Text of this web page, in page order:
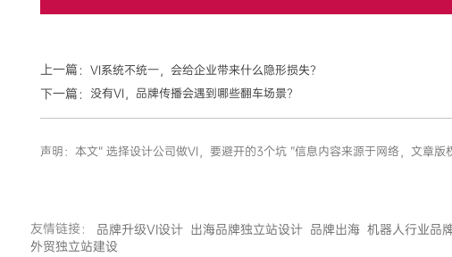
上一篇： VI系统不统一，会给企业带来什么隐形损失？
下一篇： 没有VI，品牌传播会遇到哪些翻车场景？
声明：本文“ 选择设计公司做VI，要避开的3个坑 ”信息内容来源于网络，文章
友情链接： 品牌升级VI设计 出海品牌独立站设计 品牌出海 机器人行业品
外贸独立站建设